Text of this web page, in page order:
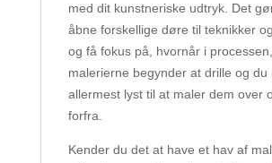
med dit kunstneriske udtryk. Det
åbne forskellige døre til teknikker
og få fokus på, hvornår i processen,
malerierne begynder at drille og du
allermest lyst til at maler dem over
forfra.
Kender du det at have et hav af